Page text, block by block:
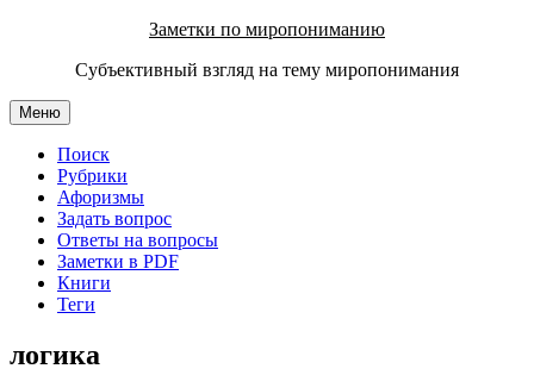
содержимому
Заметки по миропониманию
Субъективный взгляд на тему миропонимания
Меню
Поиск
Рубрики
Афоризмы
Задать вопрос
Ответы на вопросы
Заметки в PDF
Книги
Теги
логика